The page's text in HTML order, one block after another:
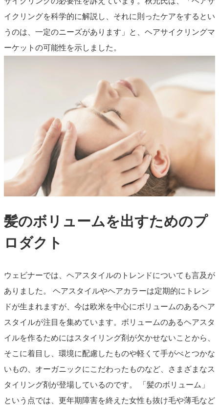
イクリングを科学的に解説し、それに則ったケアをするとい
うのは、一定のニーズがあります」と、ヘアサイクリングマ
ーケットの可能性を示しました。
髪のボリュームを出すためのプ
ロダクト
ウェビナーでは、ヘアスタイルのトレンドについても言及が
ありました。 ヘアスタイルやヘアカラーは定期的にトレン
ドが生まれますが、今は欧米を中心にボリュームのあるヘア
スタイルが注目を集めています。ボリュームのあるヘアスタ
イルを作るためにはスタイリング剤が欠かせないことから、
そこに着目し、環境に配慮したものや軽くて手がべとつかな
いもの、オーガニックにこだわったものなど、さまざまなス
タイリング剤が登場しているのです。 「髪のボリューム」
という点では、更年期障害を終えた女性も抜け毛や薄毛など